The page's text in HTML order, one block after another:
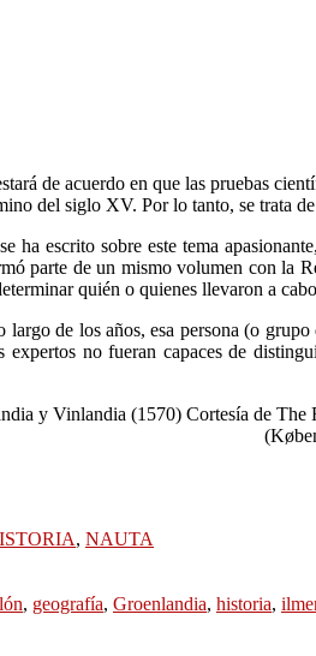
de acuerdo en que las pruebas
del siglo XV. Por lo tanto, se trata
ha escrito sobre este tema
parte de un mismo volumen con la
quién o quienes llevaron a
de los años, esa persona (o
no fueran capaces de
y Vinlandia (1570) Cortesía de
, NAUTA
, geografía, Groenlandia, historia,